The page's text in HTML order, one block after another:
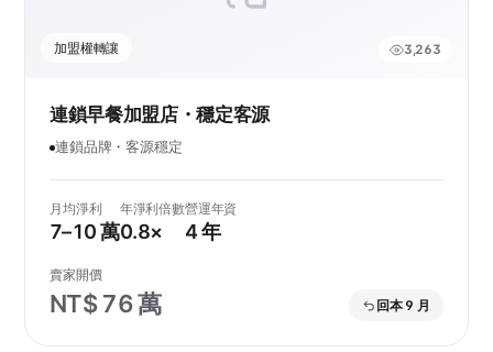
加盟權轉讓 3,263
連鎖早餐加盟店・穩定客源
連鎖品牌・客源穩定
月均淨利
7–10 萬
年淨利倍數
0.8×
營運年資
4 年
賣家開價
NT$ 76 萬 回本 9 月